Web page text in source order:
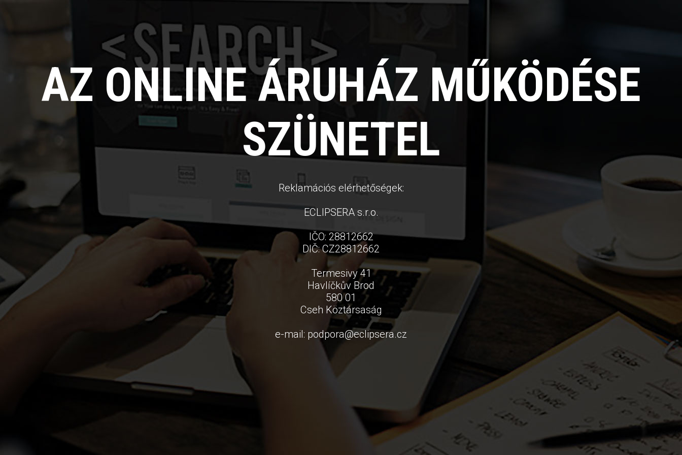
AZ ONLINE ÁRUHÁZ MŰKÖDÉSE
SZÜNETEL
Reklamációs elérhetőségek:
ECLIPSERA s.r.o.
IČO: 28812662
DIČ: CZ28812662
Termesivy 41
Havlíčkův Brod
580 01
Cseh Köztársaság
e-mail: podpora@eclipsera.cz